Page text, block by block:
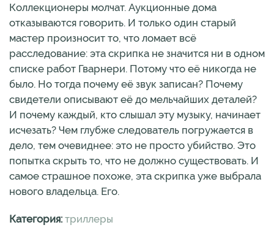
Коллекционеры молчат. Аукционные дома
отказываются говорить. И только один старый
мастер произносит то, что ломает всё
расследование: эта скрипка не значится ни в одном
списке работ Гварнери. Потому что её никогда не
было. Но тогда почему её звук записан? Почему
свидетели описывают её до мельчайших деталей?
И почему каждый, кто слышал эту музыку, начинает
исчезать? Чем глубже следователь погружается в
дело, тем очевиднее: это не просто убийство. Это
попытка скрыть то, что не должно существовать. И
самое страшное похоже, эта скрипка уже выбрала
нового владельца. Его.
Категория: триллеры